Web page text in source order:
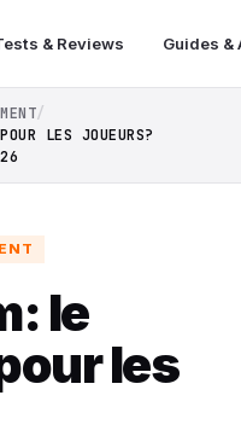
& Reviews Guides &
LES JOUEURS?
le
les